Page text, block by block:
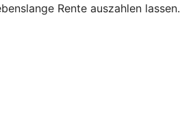
Rente auszahlen lassen.